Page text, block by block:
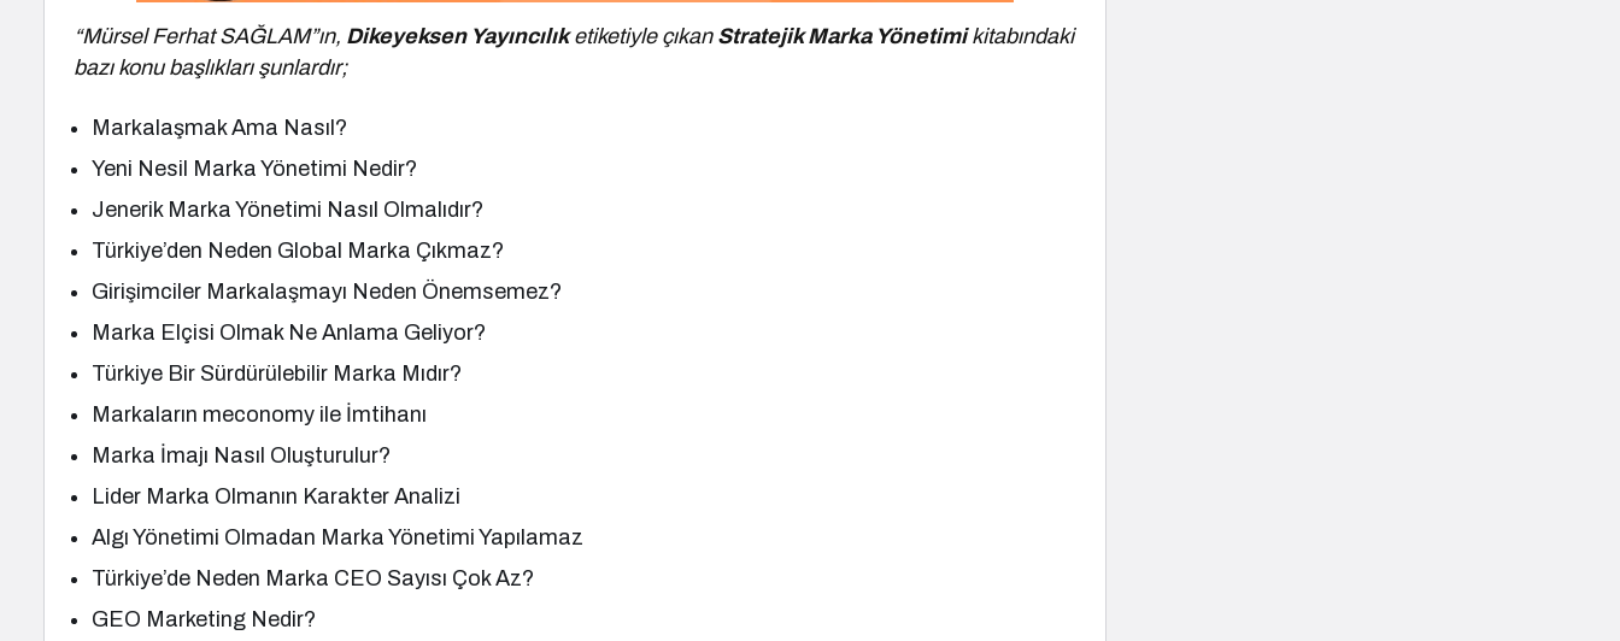
“Mürsel Ferhat SAĞLAM”ın, Dikeyeksen Yayıncılıketiketiyle çıkan Stratejik Marka Yönetimikitabındaki
bazı konu başlıkları şunlardır;
Markalaşmak Ama Nasıl?
Yeni Nesil Marka Yönetimi Nedir?
Jenerik Marka Yönetimi Nasıl Olmalıdır?
Türkiye’den Neden Global Marka Çıkmaz?
Girişimciler Markalaşmayı Neden Önemsemez?
Marka Elçisi Olmak Ne Anlama Geliyor?
Türkiye Bir Sürdürülebilir Marka Mıdır?
Markaların meconomy ile İmtihanı
Marka İmajı Nasıl Oluşturulur?
Lider Marka Olmanın Karakter Analizi
Algı Yönetimi Olmadan Marka Yönetimi Yapılamaz
Türkiye’de Neden Marka CEO Sayısı Çok Az?
GEO Marketing Nedir?